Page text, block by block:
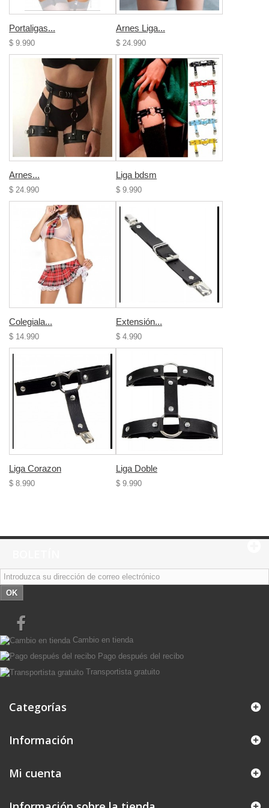
Portaligas...
$ 9.990
Arnes Liga...
$ 24.990
Arnes...
$ 24.990
Liga bdsm
$ 9.990
Colegiala...
$ 14.990
Extensión...
$ 4.990
Liga Corazon
$ 8.990
Liga Doble
$ 9.990
OK
Cambio en tienda
Pago después del recibo
Transportista gratuito
Categorías
Información
Mi cuenta